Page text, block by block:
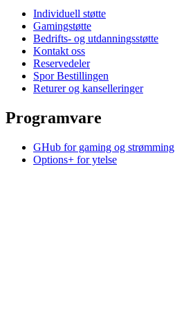
Individuell støtte
Gamingstøtte
Bedrifts- og utdanningsstøtte
Kontakt oss
Reservedeler
Spor Bestillingen
Returer og kanselleringer
Programvare
GHub for gaming og strømming
Options+ for ytelse